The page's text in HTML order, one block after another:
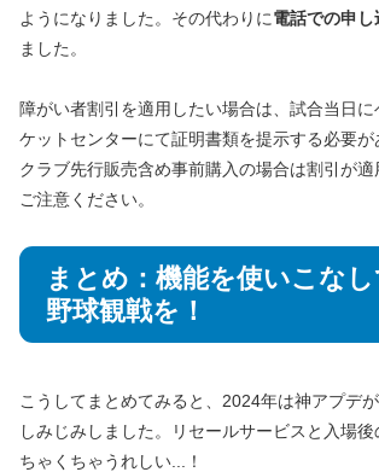
ようになりました。その代わりに電話での申し
ました。
障がい者割引を適用したい場合は、試合当日
ケットセンターにて証明書類を提示する必要
クラブ先行販売含め事前購入の場合は割引が
ご注意ください。
まとめ：機能を使いこな
野球観戦を！
こうしてまとめてみると、2024年は神アプデ
しみじみしました。リセールサービスと入場
ちゃくちゃうれしい...！